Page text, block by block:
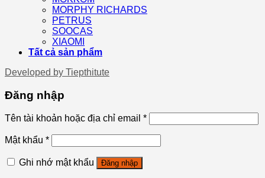
MORPHY RICHARDS
PETRUS
SOOCAS
XIAOMI
Tất cả sản phẩm
Developed by Tiepthitute
Đăng nhập
Tên tài khoản hoặc địa chỉ email *
Mật khẩu *
Ghi nhớ mật khẩu Đăng nhập